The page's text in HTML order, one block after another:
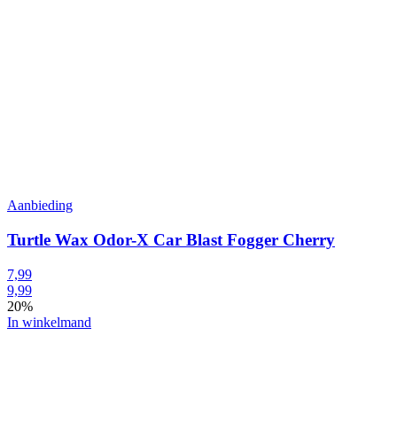
Aanbieding
Turtle Wax Odor-X Car Blast Fogger Cherry
7,99
9,99
20%
In winkelmand